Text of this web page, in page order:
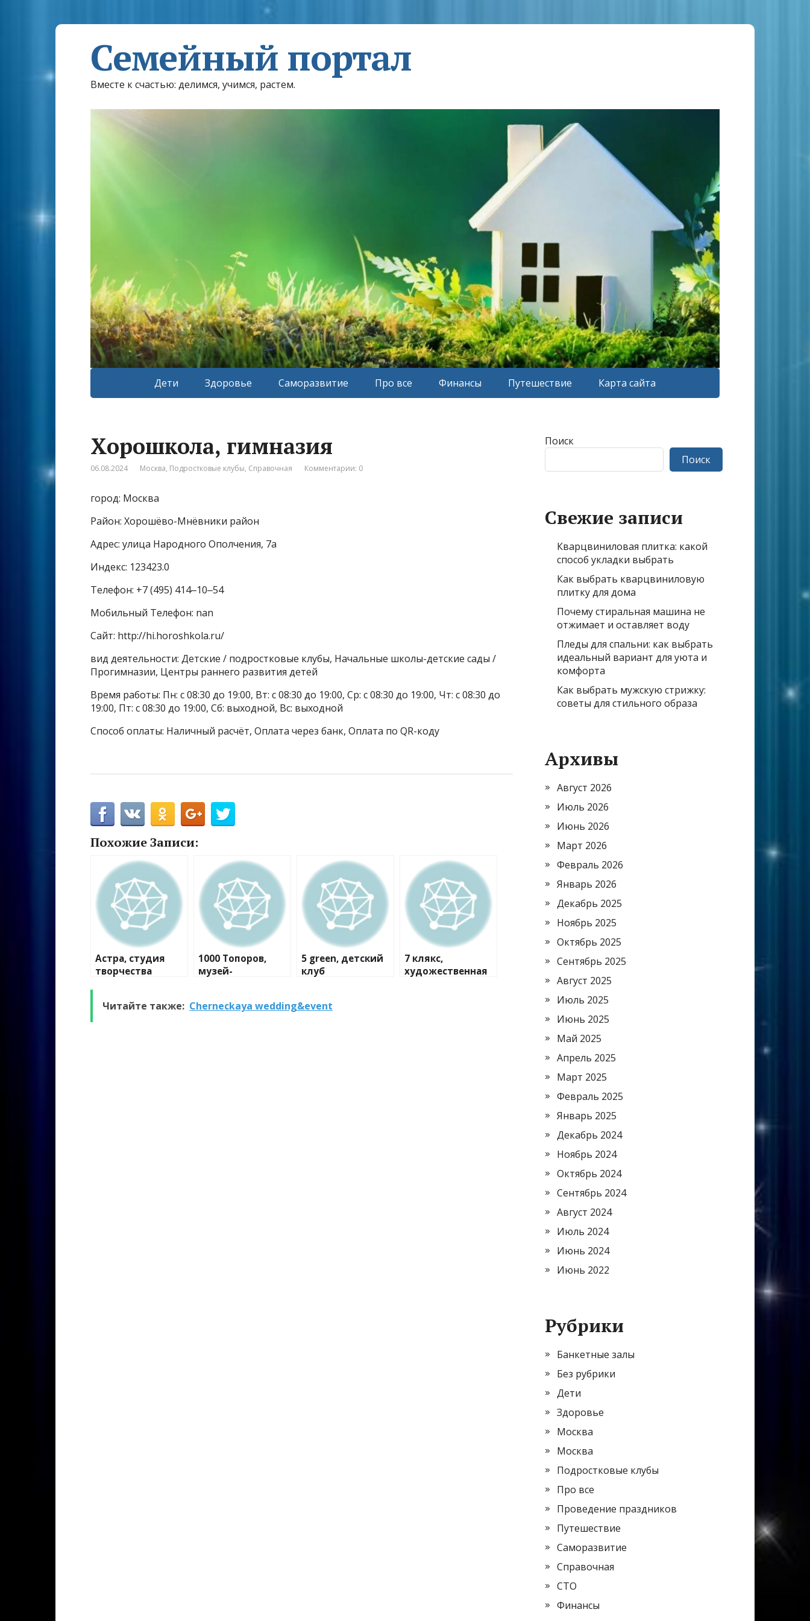
Семейный портал
Вместе к счастью: делимся, учимся, растем.
Дети Здоровье Саморазвитие Про все Финансы Путешествие Карта сайта
Хорошкола, гимназия
06.08.2024 Москва, Подростковые клубы, Справочная Комментарии: 0
город: Москва
Район: Хорошёво-Мнёвники район
Адрес: улица Народного Ополчения, 7а
Индекс: 123423.0
Телефон: +7 (495) 414‒10‒54
Мобильный Телефон: nan
Сайт: http://hi.horoshkola.ru/
вид деятельности: Детские / подростковые клубы, Начальные школы-детские сады /
Прогимназии, Центры раннего развития детей
Время работы: Пн: с 08:30 до 19:00, Вт: с 08:30 до 19:00, Ср: с 08:30 до 19:00, Чт: с 08:30 до
19:00, Пт: с 08:30 до 19:00, Сб: выходной, Вс: выходной
Способ оплаты: Наличный расчёт, Оплата через банк, Оплата по QR-коду
Похожие Записи:
Астра, студия
творчества
1000 Топоров,
музей-
5 green, детский
клуб
7 клякс,
художественная
Читайте также: Cherneckaya wedding&event
Поиск
Поиск
Свежие записи
Кварцвиниловая плитка: какой
способ укладки выбрать
Как выбрать кварцвиниловую
плитку для дома
Почему стиральная машина не
отжимает и оставляет воду
Пледы для спальни: как выбрать
идеальный вариант для уюта и
комфорта
Как выбрать мужскую стрижку:
советы для стильного образа
Архивы
Август 2026
Июль 2026
Июнь 2026
Март 2026
Февраль 2026
Январь 2026
Декабрь 2025
Ноябрь 2025
Октябрь 2025
Сентябрь 2025
Август 2025
Июль 2025
Июнь 2025
Май 2025
Апрель 2025
Март 2025
Февраль 2025
Январь 2025
Декабрь 2024
Ноябрь 2024
Октябрь 2024
Сентябрь 2024
Август 2024
Июль 2024
Июнь 2024
Июнь 2022
Рубрики
Банкетные залы
Без рубрики
Дети
Здоровье
Москва
Москва
Подростковые клубы
Про все
Проведение праздников
Путешествие
Саморазвитие
Справочная
СТО
Финансы